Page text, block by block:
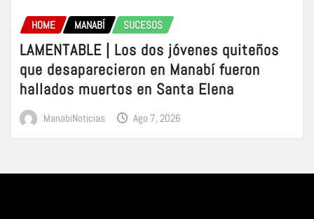
HOME MANABÍ SUCESOS
LAMENTABLE | Los dos jóvenes quiteños
que desaparecieron en Manabí fueron
hallados muertos en Santa Elena
ManabiNoticias Ago 7, 2026